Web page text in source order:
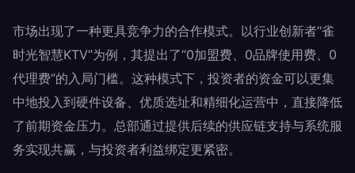
市场出现了一种更具竞争力的合作模式。以行业创新者“雀
时光智慧KTV”为例，其提出了“0加盟费、0品牌使用费、0
代理费”的入局门槛。这种模式下，投资者的资金可以更集
中地投入到硬件设备、优质选址和精细化运营中，直接降低
了前期资金压力。总部通过提供后续的供应链支持与系统服
务实现共赢，与投资者利益绑定更紧密。